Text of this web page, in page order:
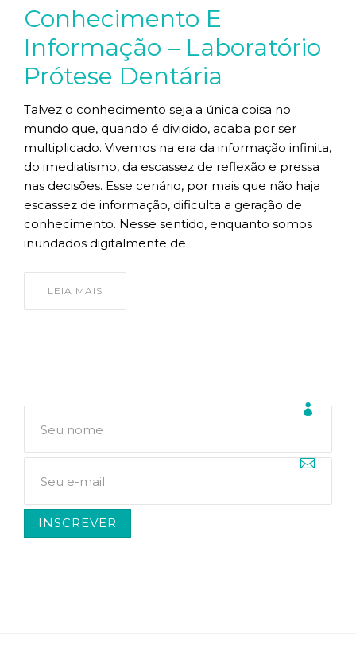
Conhecimento E
Informação – Laboratório
Prótese Dentária
Talvez o conhecimento seja a única coisa no
mundo que, quando é dividido, acaba por ser
multiplicado. Vivemos na era da informação infinita,
do imediatismo, da escassez de reflexão e pressa
nas decisões. Esse cenário, por mais que não haja
escassez de informação, dificulta a geração de
conhecimento. Nesse sentido, enquanto somos
inundados digitalmente de
LEIA MAIS